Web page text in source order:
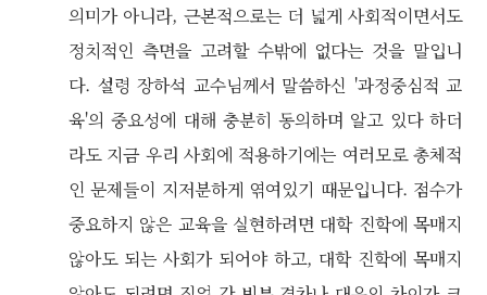
의미가 아니라, 근본적으로는 더 넓게 사회적이면서도
정치적인 측면을 고려할 수밖에 없다는 것을 말입니
다. 설령 장하석 교수님께서 말씀하신 '과정중심적 교
육'의 중요성에 대해 충분히 동의하며 알고 있다 하더
라도 지금 우리 사회에 적용하기에는 여러모로 총체적
인 문제들이 지저분하게 엮여있기 때문입니다. 점수가
중요하지 않은 교육을 실현하려면 대학 진학에 목매지
않아도 되는 사회가 되어야 하고, 대학 진학에 목매지